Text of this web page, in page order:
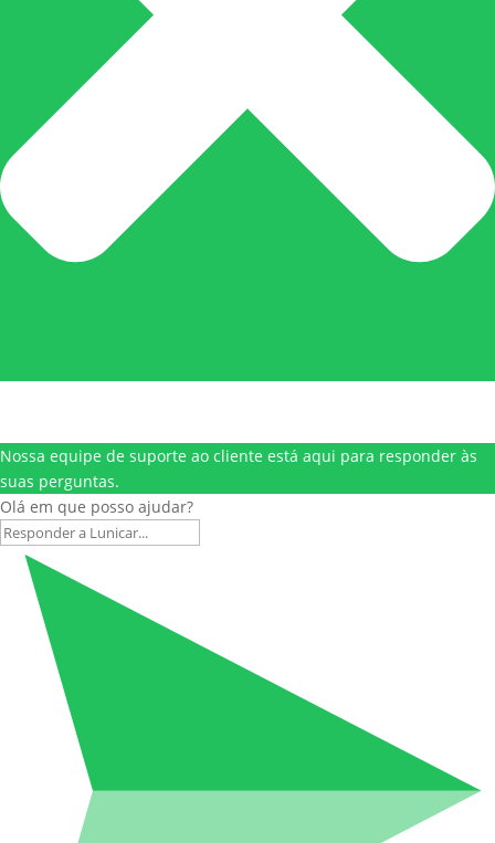
Nossa equipe de suporte ao cliente está aqui para responder às
suas perguntas.
Olá em que posso ajudar?